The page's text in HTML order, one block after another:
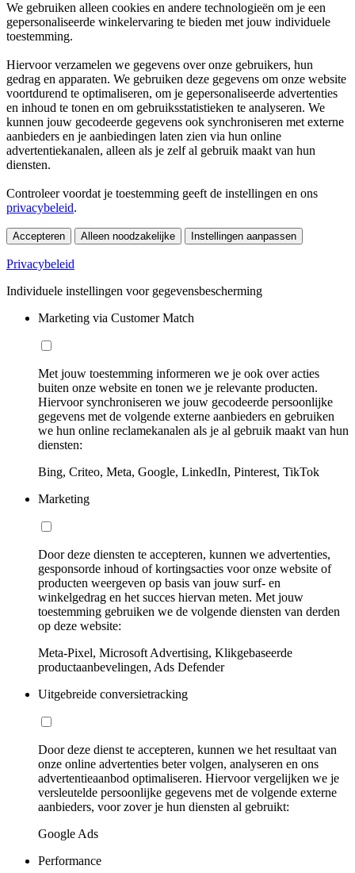
We gebruiken alleen cookies en andere technologieën om je een
gepersonaliseerde winkelervaring te bieden met jouw individuele
toestemming.
Hiervoor verzamelen we gegevens over onze gebruikers, hun
gedrag en apparaten. We gebruiken deze gegevens om onze website
voortdurend te optimaliseren, om je gepersonaliseerde advertenties
en inhoud te tonen en om gebruiksstatistieken te analyseren. We
kunnen jouw gecodeerde gegevens ook synchroniseren met externe
aanbieders en je aanbiedingen laten zien via hun online
advertentiekanalen, alleen als je zelf al gebruik maakt van hun
diensten.
Controleer voordat je toestemming geeft de instellingen en ons
privacybeleid.
Accepteren Alleen noodzakelijke Instellingen aanpassen
Privacybeleid
Individuele instellingen voor gegevensbescherming
Marketing via Customer Match
Met jouw toestemming informeren we je ook over acties
buiten onze website en tonen we je relevante producten.
Hiervoor synchroniseren we jouw gecodeerde persoonlijke
gegevens met de volgende externe aanbieders en gebruiken
we hun online reclamekanalen als je al gebruik maakt van hun
diensten:
Bing, Criteo, Meta, Google, LinkedIn, Pinterest, TikTok
Marketing
Door deze diensten te accepteren, kunnen we advertenties,
gesponsorde inhoud of kortingsacties voor onze website of
producten weergeven op basis van jouw surf- en
winkelgedrag en het succes hiervan meten. Met jouw
toestemming gebruiken we de volgende diensten van derden
op deze website:
Meta-Pixel, Microsoft Advertising, Klikgebaseerde
productaanbevelingen, Ads Defender
Uitgebreide conversietracking
Door deze dienst te accepteren, kunnen we het resultaat van
onze online advertenties beter volgen, analyseren en ons
advertentieaanbod optimaliseren. Hiervoor vergelijken we je
versleutelde persoonlijke gegevens met de volgende externe
aanbieders, voor zover je hun diensten al gebruikt:
Google Ads
Performance